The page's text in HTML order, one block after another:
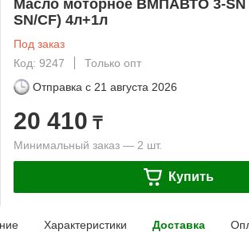
Масло моторное ВМПАВТО 3-SN
SN/CF) 4л+1л
Под заказ
Код: 9247
Только опт
Отправка с 21 августа 2026
20 410 ₸
Минимальный заказ — 2 шт.
Купить
Характеристики Доставка